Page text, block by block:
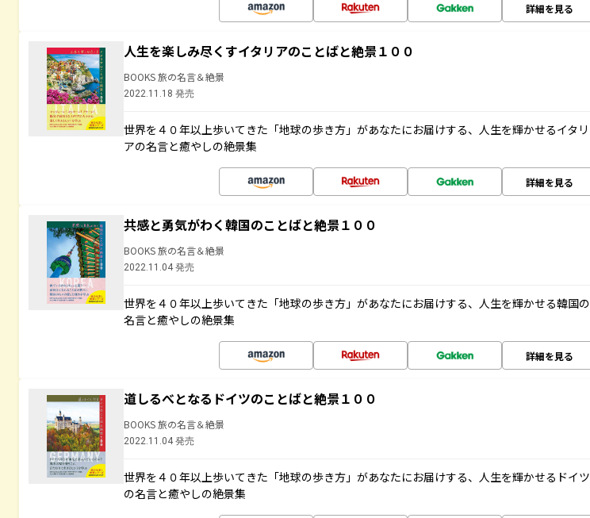
詳細を見る
人生を楽しみ尽くすイタリアのことばと絶景１００
BOOKS 旅の名言＆絶景
2022.11.18 発売
世界を４０年以上歩いてきた「地球の歩き方」があなたにお届けする、人生を輝かせるイタリ
アの名言と癒やしの絶景集
詳細を見る
共感と勇気がわく韓国のことばと絶景１００
BOOKS 旅の名言＆絶景
2022.11.04 発売
世界を４０年以上歩いてきた「地球の歩き方」があなたにお届けする、人生を輝かせる韓国の
名言と癒やしの絶景集
詳細を見る
道しるべとなるドイツのことばと絶景１００
BOOKS 旅の名言＆絶景
2022.11.04 発売
世界を４０年以上歩いてきた「地球の歩き方」があなたにお届けする、人生を輝かせるドイツ
の名言と癒やしの絶景集